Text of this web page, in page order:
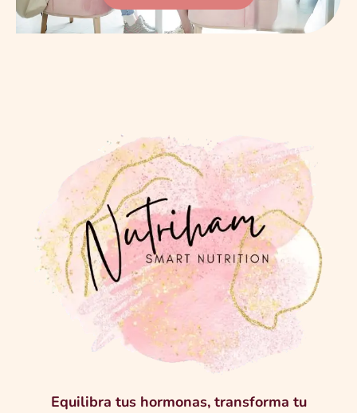
Equilibra tus hormonas, transforma tu